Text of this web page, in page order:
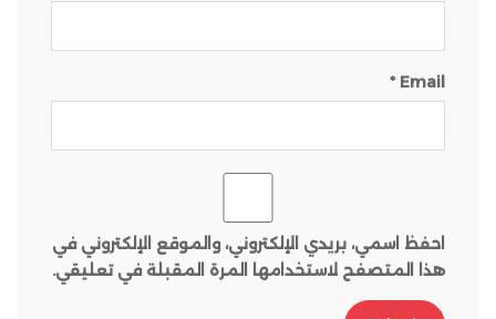
Email
*
احفظ اسمي، بريدي الإلكتروني، والموقع الإلكتروني في
هذا المتصفح لاستخدامها المرة المقبلة في تعليقي.